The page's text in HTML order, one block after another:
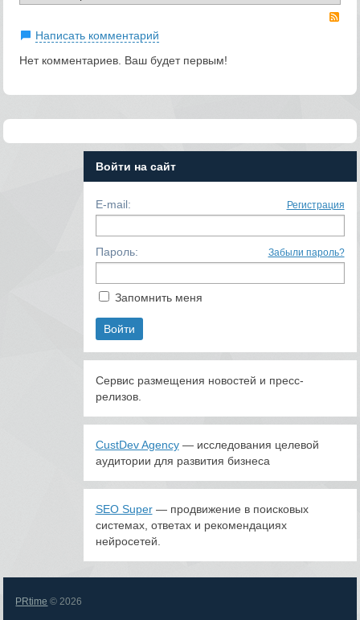
Написать комментарий
Нет комментариев. Ваш будет первым!
Войти на сайт
E-mail: Регистрация
Пароль: Забыли пароль?
Запомнить меня
Сервис размещения новостей и пресс-
релизов.
CustDev Agency— исследования целевой
аудитории для развития бизнеса
SEO Super— продвижение в поисковых
системах, ответах и рекомендациях
нейросетей.
PRtime © 2026